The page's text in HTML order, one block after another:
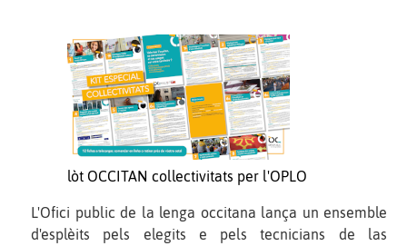
lòt OCCITAN collectivitats per l'OPLO
L'Ofici public de la lenga occitana lança un ensemble
d'esplèits pels elegits e pels tecnicians de las